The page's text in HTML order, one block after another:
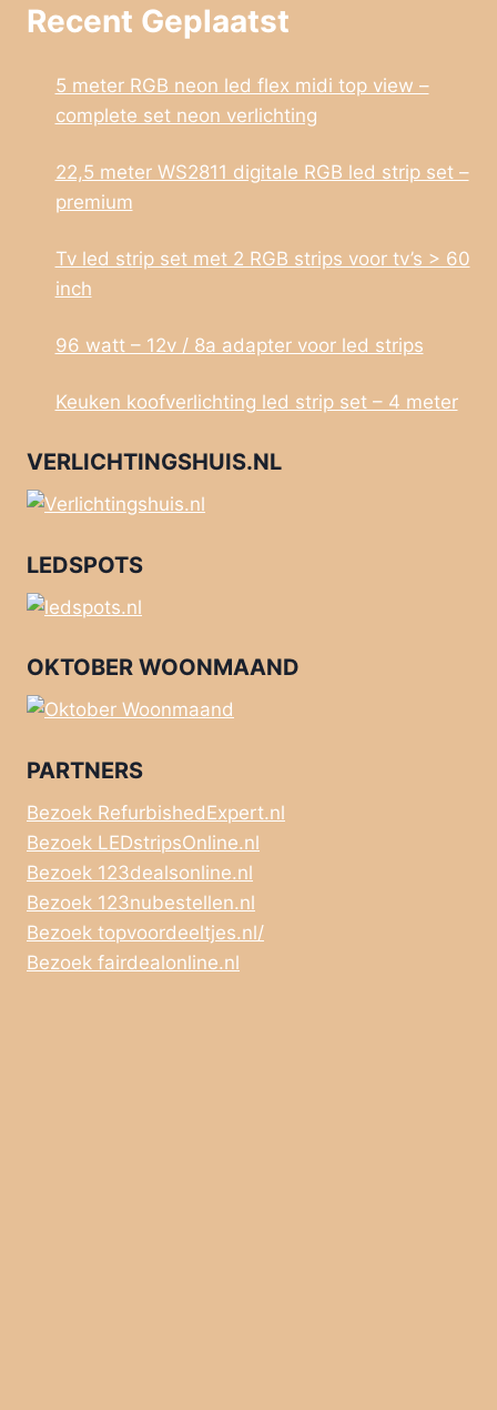
Recent Geplaatst
5 meter RGB neon led flex midi top view –
complete set neon verlichting
22,5 meter WS2811 digitale RGB led strip set –
premium
Tv led strip set met 2 RGB strips voor tv’s > 60
inch
96 watt – 12v / 8a adapter voor led strips
Keuken koofverlichting led strip set – 4 meter
VERLICHTINGSHUIS.NL
LEDSPOTS
OKTOBER WOONMAAND
PARTNERS
Bezoek RefurbishedExpert.nl
Bezoek LEDstripsOnline.nl
Bezoek 123dealsonline.nl
Bezoek 123nubestellen.nl
Bezoek topvoordeeltjes.nl/
Bezoek fairdealonline.nl